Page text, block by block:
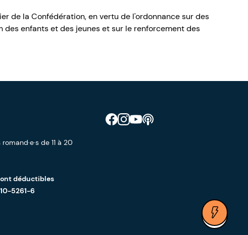
de la Confédération, en vertu de l'ordonnance sur des
des enfants et des jeunes et sur le renforcement des
Retrouve CIAO sur Facebook
Retrouve CIAO sur Instagram
Retrouve CIAO sur YouTube
Découvre notre podcast
de 11 à 20
déductibles
5261-6